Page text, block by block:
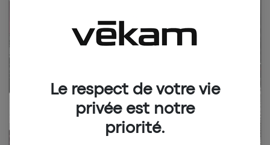
Le respect de votre vie
privée est notre
priorité.